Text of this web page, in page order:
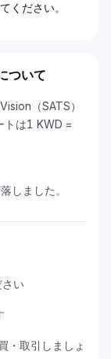
ください。
ついて
（SATS）
トは1 KWD =
しました。
い
・取引しましょ